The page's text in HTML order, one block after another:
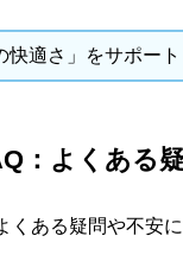
快適さ」をサポー
：よくある
くある疑問や不安